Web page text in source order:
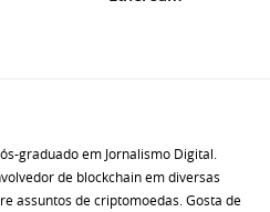
graduado em Jornalismo Digital.
de blockchain em diversas
assuntos de criptomoedas. Gosta de